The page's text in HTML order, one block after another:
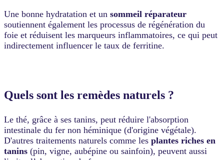
Une bonne hydratation et un sommeil réparateur
soutiennent également les processus de régénération du
foie et réduisent les marqueurs inflammatoires, ce qui peut
indirectement influencer le taux de ferritine.
Quels sont les remèdes naturels ?
Le thé, grâce à ses tanins, peut réduire l'absorption
intestinale du fer non héminique (d'origine végétale).
D'autres traitements naturels comme les plantes riches en
tanins (pin, vigne, aubépine ou sainfoin), peuvent aussi